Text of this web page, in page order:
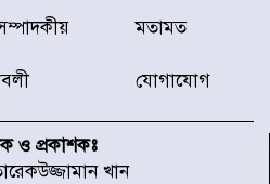
উত্তরা আঞ্চলিক পাসপোর্ট
সামনে দালাল চক্রের ১৩ জন
র‌্যাব-১
পর্যায়ে : ইরান
মতামত
যোগাযোগ
ও প্রকাশকঃ
খান